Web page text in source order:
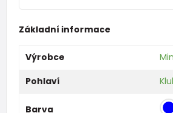
Základní informace
Výrobce
Pohlaví
Barva